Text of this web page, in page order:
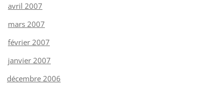
avril 2007
mars 2007
février 2007
janvier 2007
décembre 2006